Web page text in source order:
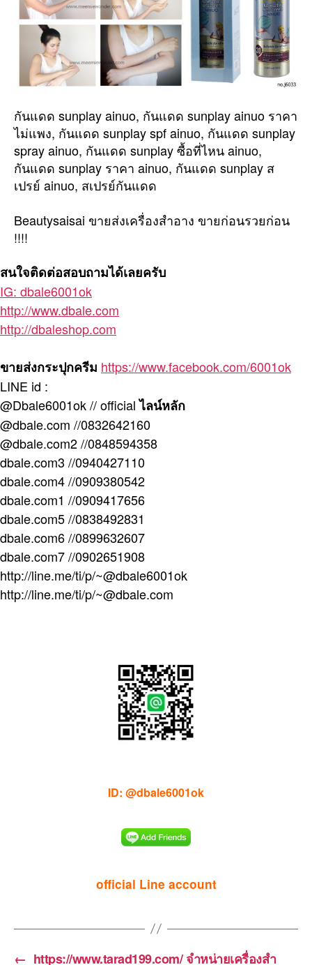
กันแดด sunplay ainuo, กันแดด sunplay ainuo ราคา
ไม่แพง, กันแดด sunplay spf ainuo, กันแดด sunplay
spray ainuo, กันแดด sunplay ซื้อที่ไหน ainuo,
กันแดด sunplay ราคา ainuo, กันแดด sunplay ส
เปรย์ ainuo, สเปรย์กันแดด
Beautysaisai ขายส่งเครื่องสำอาง ขายก่อนรวยก่อน
!!!!
สนใจติดต่อสอบถามได้เลยครับ
IG: dbale6001ok
http://www.dbale.com
http://dbaleshop.com
ขายส่งกระปุกครีม https://www.facebook.com/6001ok
LINE id :
@Dbale6001ok // officialไลน์หลัก
@dbale.com //0832642160
@dbale.com2 //0848594358
dbale.com3 //0940427110
dbale.com4 //0909380542
dbale.com1 //0909417656
dbale.com5 //0838492831
dbale.com6 //0899632607
dbale.com7 //0902651908
http://line.me/ti/p/~@dbale6001ok
http://line.me/ti/p/~@dbale.com
ID: @dbale6001ok
official Line account
← https://www.tarad199.com/ จำหน่ายเครื่องสำ